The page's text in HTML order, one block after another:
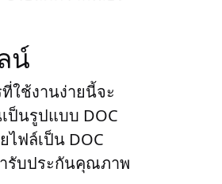
น์
ใช้งานง่ายนี้จะ
ป็นรูปแบบ DOC
ไฟล์เป็น DOC
ารับประกันคุณภาพ